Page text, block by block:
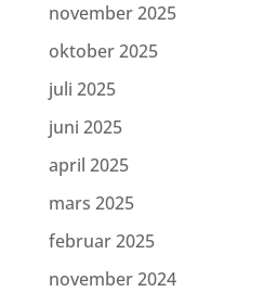
november 2025
oktober 2025
juli 2025
juni 2025
april 2025
mars 2025
februar 2025
november 2024